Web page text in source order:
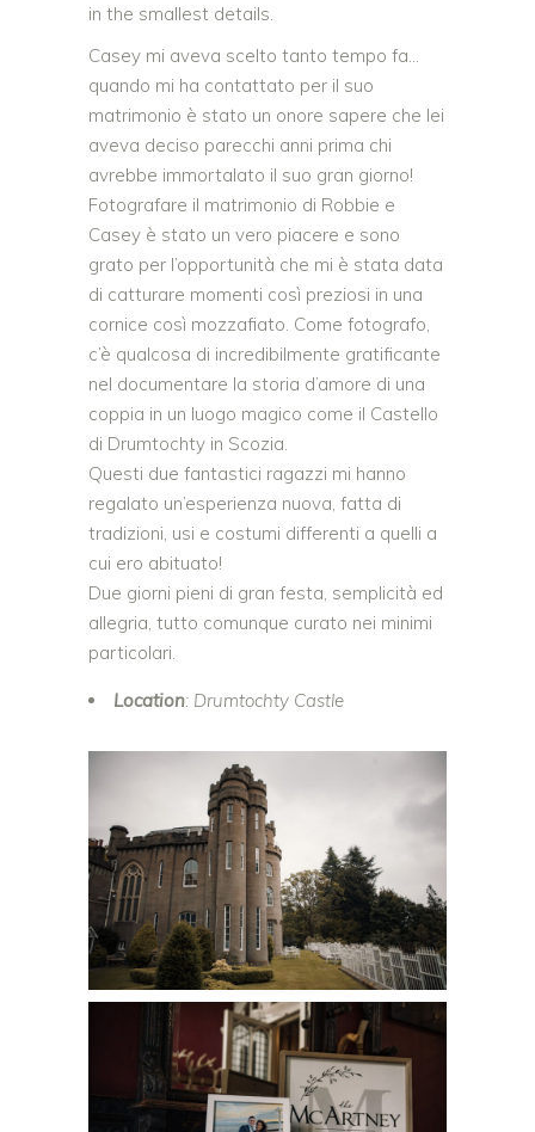
in the smallest details.
Casey mi aveva scelto tanto tempo fa…
quando mi ha contattato per il suo
matrimonio è stato un onore sapere che lei
aveva deciso parecchi anni prima chi
avrebbe immortalato il suo gran giorno!
Fotografare il matrimonio di Robbie e
Casey è stato un vero piacere e sono
grato per l’opportunità che mi è stata data
di catturare momenti così preziosi in una
cornice così mozzafiato. Come fotografo,
c’è qualcosa di incredibilmente gratificante
nel documentare la storia d’amore di una
coppia in un luogo magico come il Castello
di Drumtochty in Scozia.
Questi due fantastici ragazzi mi hanno
regalato un’esperienza nuova, fatta di
tradizioni, usi e costumi differenti a quelli a
cui ero abituato!
Due giorni pieni di gran festa, semplicità ed
allegria, tutto comunque curato nei minimi
particolari.
Location: Drumtochty Castle